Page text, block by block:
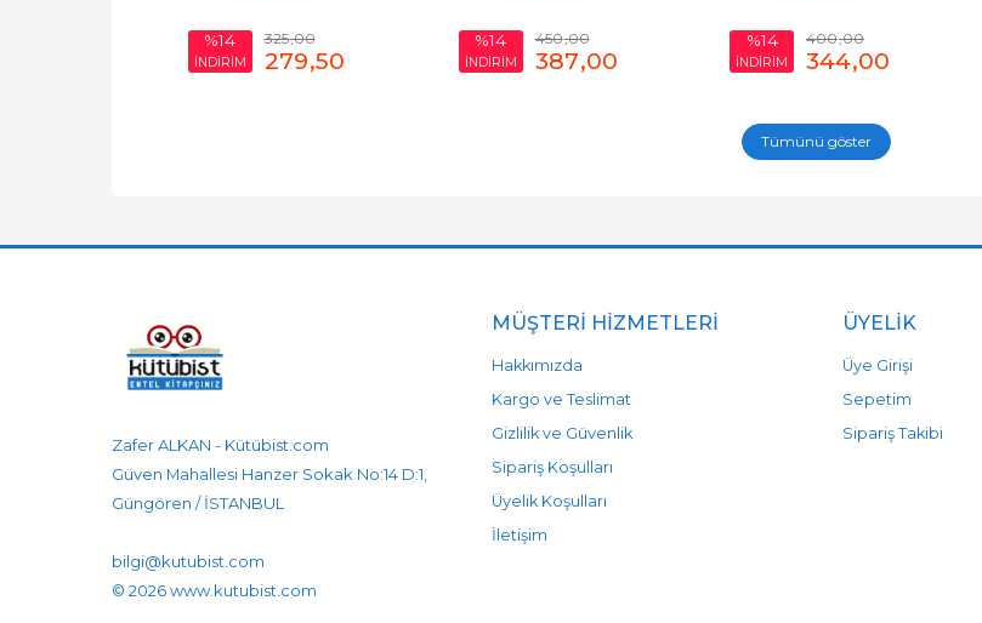
%14
İNDİRİM
450,00
387,00
%14
İNDİRİM
400,00
344,00
%14
İNDİRİM
350,00
301,00
Tümünü göster
Zafer ALKAN - Kütübist.com
Güven Mahallesi Hanzer Sokak No:14 D:1,
Güngören / İSTANBUL
bilgi@kutubist.com
© 2026 www.kutubist.com
MÜŞTERI HIZMETLERI
Hakkımızda
Kargo ve Teslimat
Gizlilik ve Güvenlik
Sipariş Koşulları
Üyelik Koşulları
İletişim
ÜYELIK
Üye Girişi
Sepetim
Sipariş Takibi